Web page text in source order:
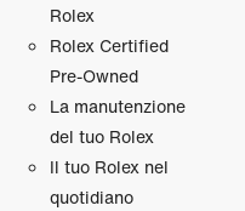
Rolex
Rolex Certified
Pre‑Owned
La manutenzione
del tuo Rolex
Il tuo Rolex nel
quotidiano